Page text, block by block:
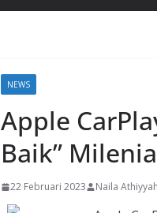
NEWS
Apple
Baik”
22 Februari 2023 Naila Athiyyah